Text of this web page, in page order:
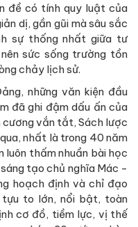
đề có tính quy luật của
dị, gần gũi mà sâu sắc
sự thống nhất giữa tư
sức sống trường tồn
chảy lịch sử.
những văn kiện đầu
đã ghi đậm dấu ấn của
cương vắn tắt, Sách lược
nhất là trong 40 năm
luôn thấm nhuần bài học
tạo chủ nghĩa Mác -
hoạch định và chỉ đạo
to lớn, nổi bật, toàn
cơ đồ, tiềm lực, vị thế